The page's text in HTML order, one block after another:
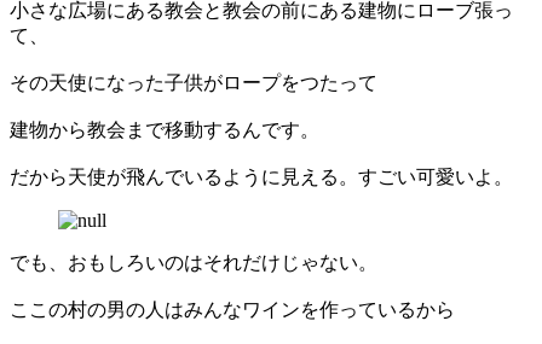
小さな広場にある教会と教会の前にある建物にローブ張っ
て、
その天使になった子供がロープをつたって
建物から教会まで移動するんです。
だから天使が飛んでいるように見える。すごい可愛いよ。
でも、おもしろいのはそれだけじゃない。
ここの村の男の人はみんなワインを作っているから